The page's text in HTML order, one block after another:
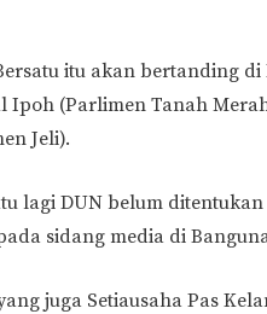
itu akan bertanding
Ipoh (Parlimen Tanah
Jeli).
lagi DUN belum
sidang media di
juga Setiausaha Pas